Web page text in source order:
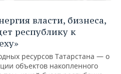
власти, бизнеса,
республику к
ресурсов Татарстана — о
объектов накопленного